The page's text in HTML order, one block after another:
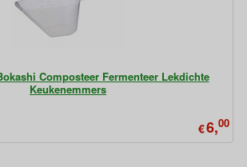
Composteer Fermenteer Lekdichte
Keukenemmers
€6,00